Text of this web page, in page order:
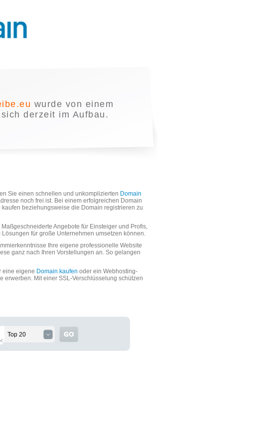
wurde von einem
derzeit im Aufbau.
Sie einen schnellen und unkomplizierten Domain
noch frei ist. Bei einem erfolgreichen Domain
beziehungsweise die Domain registrieren zu
Maßgeschneiderte Angebote für Einsteiger und Profis,
für große Unternehmen umsetzen können.
Ihre eigene professionelle Website
ganz nach Ihren Vorstellungen an. So gelangen
eine eigene Domain kaufen oder ein Webhosting-
erwerben. Mit einer SSL-Verschlüsselung schützen
Top 20